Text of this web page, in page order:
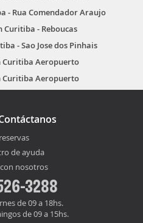
- Rua Comendador Araujo
Curitiba - Reboucas
- Sao Jose dos Pinhais
Curitiba Aeropuerto
Curitiba Aeropuerto
de ayuda
nosotros
3288
de 09 a 18hs.
de 09 a 15hs.